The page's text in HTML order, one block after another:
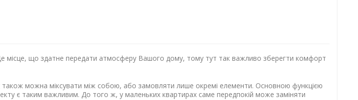
місце, що здатне передати атмосферу Вашого дому, тому тут так важливо зберегти комфорт
можна міксувати між собою, або замовляти лише окремі елементи. Основною функцією
є таким важливим. До того ж, у маленьких квартирах саме передпокій може заміняти